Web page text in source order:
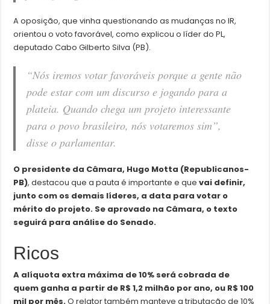
A oposição, que vinha questionando as mudanças no IR,
orientou o voto favorável, como explicou o líder do PL,
deputado Cabo Gilberto Silva (PB).
“Nós iremos votar favoráveis porque a gente não
pode estar com um discurso e jogando para a
plateia. Quando chega um projeto interessante
para o povo brasileiro, nós votaremos sim”,
disse o parlamentar.
O presidente da Câmara, Hugo Motta (Republicanos-
PB), destacou que a pauta é importante e quevai definir,
junto com os demais líderes, a data para votar o
mérito do projeto. Se aprovado na Câmara, o texto
seguirá para análise do Senado.
Ricos
A alíquota extra máxima de 10% será cobrada de
quem ganha a partir de R$ 1,2 milhão por ano, ou R$ 100
mil por mês.O relator também manteve a tributação de 10%